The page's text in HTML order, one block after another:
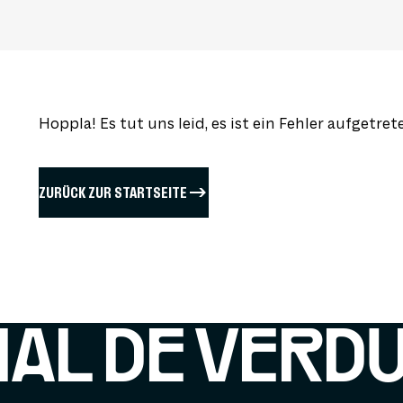
Hoppla! Es tut uns leid, es ist ein Fehler
ZURÜCK ZUR STARTSEITE
DE